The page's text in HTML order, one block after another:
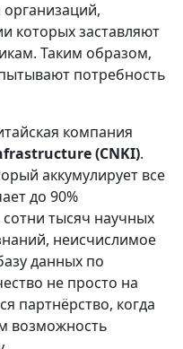
которых заставляют
Таким образом,
потребность
компания
(CNKI).
аккумулирует все
до 90%
тысяч научных
неисчислимое
данных по
не просто на
партнёрство, когда
возможность